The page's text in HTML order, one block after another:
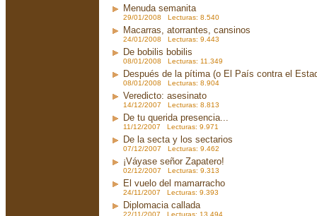
Menuda semanita
29/01/2008 Lecturas: 8.540
Macarras, atorrantes, cansinos
24/01/2008 Lecturas: 9.443
De bobilis bobilis
08/01/2008 Lecturas: 11.349
Después de la pítima (o El País contra el
08/01/2008 Lecturas: 8.904
Veredicto: asesinato
14/12/2007 Lecturas: 8.813
De tu querida presencia...
11/12/2007 Lecturas: 9.971
De la secta y los sectarios
07/12/2007 Lecturas: 9.462
¡Váyase señor Zapatero!
02/12/2007 Lecturas: 9.313
El vuelo del mamarracho
24/11/2007 Lecturas: 9.393
Diplomacia callada
22/11/2007 Lecturas: 13.494